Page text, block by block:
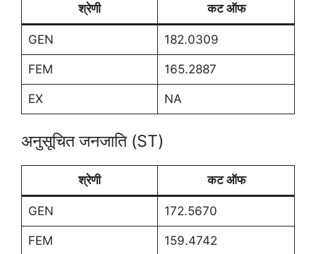
श्रेणी कट ऑफ
GEN 182.0309
FEM 165.2887
EX NA
अनुसूचित जनजाति (ST)
श्रेणी कट ऑफ
GEN 172.5670
FEM 159.4742